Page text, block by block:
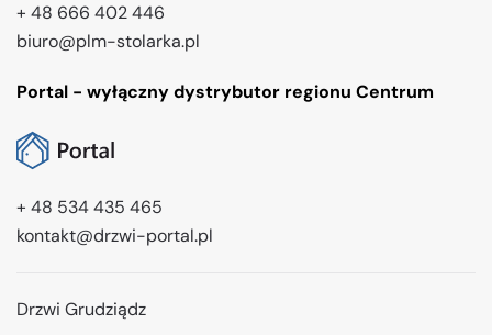
+ 48 666 402 446
biuro@plm-stolarka.pl
Portal - wyłączny dystrybutor regionu Centrum
+ 48 534 435 465
kontakt@drzwi-portal.pl
Drzwi Grudziądz